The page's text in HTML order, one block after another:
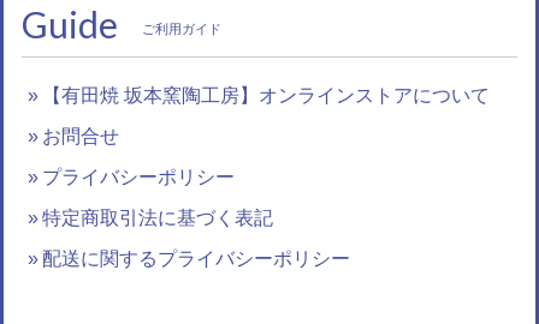
Guide ご利用ガイド
【有田焼 坂本窯陶工房】オンラインストアについて
お問合せ
プライバシーポリシー
特定商取引法に基づく表記
配送に関するプライバシーポリシー